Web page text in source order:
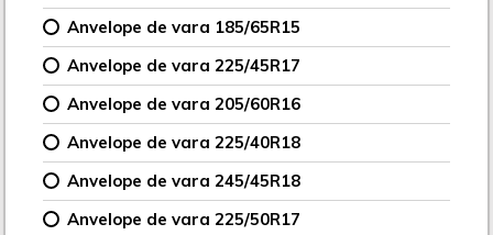
Anvelope de vara 185/65R15
Anvelope de vara 225/45R17
Anvelope de vara 205/60R16
Anvelope de vara 225/40R18
Anvelope de vara 245/45R18
Anvelope de vara 225/50R17